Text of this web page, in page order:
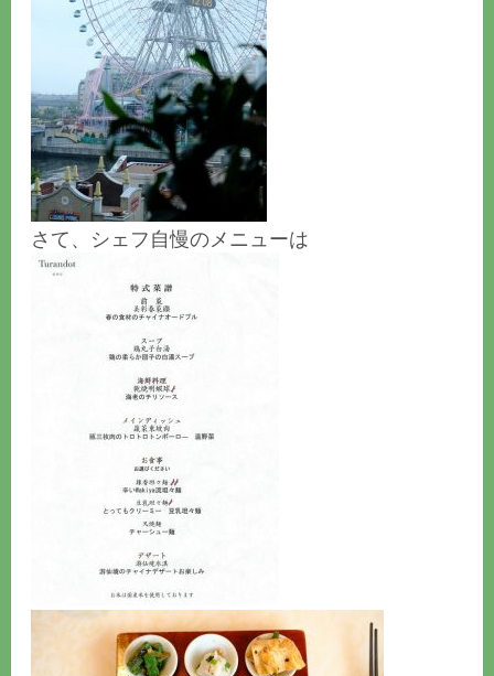
さて、シェフ自慢のメニューは